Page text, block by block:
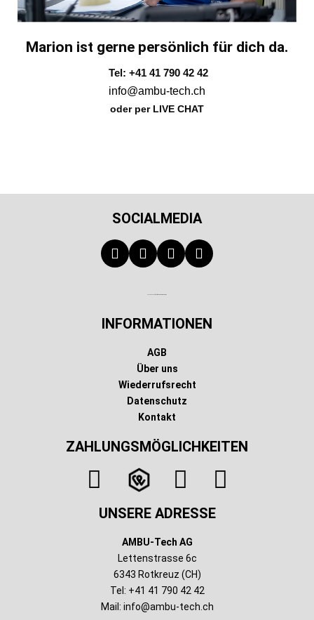
Marion ist gerne persönlich für dich da.
Tel: +41 41 790 42 42
info@ambu-tech.ch
oder per LIVE CHAT
SOCIALMEDIA
INFORMATIONEN
AGB
Über uns
Wiederrufsrecht
Datenschutz
Kontakt
ZAHLUNGSMÖGLICHKEITEN
UNSERE ADRESSE
AMBU-Tech AG
Lettenstrasse 6c
6343 Rotkreuz (CH)
Tel: +41 41 790 42 42
Mail: info@ambu-tech.ch